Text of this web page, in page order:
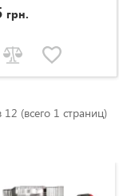
грн.
(всего 1 страниц)